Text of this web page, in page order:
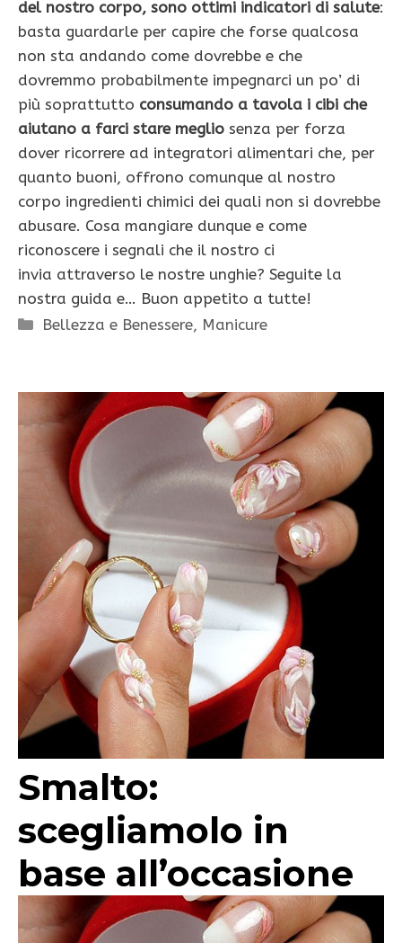
del nostro corpo, sono ottimi indicatori di salute:
basta guardarle per capire che forse qualcosa
non sta andando come dovrebbe e che
dovremmo probabilmente impegnarci un po’ di
più soprattutto consumando a tavola i cibi che
aiutano a farci stare meglio senza per forza
dover ricorrere ad integratori alimentari che, per
quanto buoni, offrono comunque al nostro
corpo ingredienti chimici dei quali non si dovrebbe
abusare. Cosa mangiare dunque e come
riconoscere i segnali che il nostro ci
invia attraverso le nostre unghie? Seguite la
nostra guida e… Buon appetito a tutte!
Categorie
Bellezza e Benessere, Manicure
Smalto:
scegliamolo in
base all’occasione